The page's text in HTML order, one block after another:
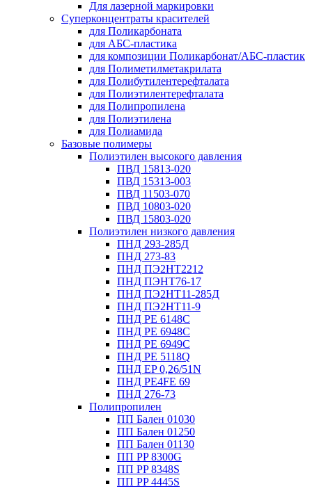
Для лазерной маркировки
Суперконцентраты красителей
для Поликарбоната
для АБС-пластика
для композиции Поликарбонат/АБС-пластик
для Полиметилметакрилата
для Полибутилентерефталата
для Полиэтилентерефталата
для Полипропилена
для Полиэтилена
для Полиамида
Базовые полимеры
Полиэтилен высокого давления
ПВД 15813-020
ПВД 15313-003
ПВД 11503-070
ПВД 10803-020
ПВД 15803-020
Полиэтилен низкого давления
ПНД 293-285Д
ПНД 273-83
ПНД ПЭ2НТ2212
ПНД ПЭНТ76-17
ПНД ПЭ2НТ11-285Д
ПНД ПЭ2НТ11-9
ПНД PE 6148C
ПНД PE 6948C
ПНД PE 6949C
ПНД PE 5118Q
ПНД EP 0,26/51N
ПНД PE4FE 69
ПНД 276-73
Полипропилен
ПП Бален 01030
ПП Бален 01250
ПП Бален 01130
ПП PP 8300G
ПП PP 8348S
ПП PP 4445S